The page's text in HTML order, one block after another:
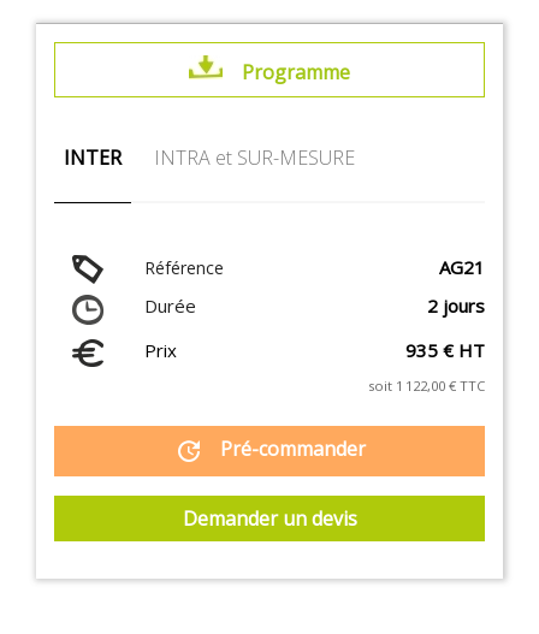
Programme
INTER INTRA et SUR-MESURE
Référence
AG21
Durée
2 jours
Prix
935 € HT
soit 1 122,00 € TTC
update Pré-commander
Demander un devis